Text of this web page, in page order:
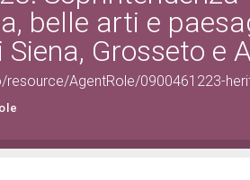
belle arti e
Siena, Grosseto e
AgentRole/0900461223-